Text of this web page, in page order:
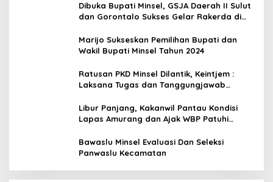
Dibuka Bupati Minsel, GSJA Daerah II Sulut
dan Gorontalo Sukses Gelar Rakerda di
Marijo Sukseskan Pemilihan Bupati dan
Wakil Bupati Minsel Tahun 2024
Ratusan PKD Minsel Dilantik, Keintjem :
Laksana Tugas dan Tanggungjawab
Libur Panjang, Kakanwil Pantau Kondisi
Lapas Amurang dan Ajak WBP Patuhi
Bawaslu Minsel Evaluasi Dan Seleksi
Panwaslu Kecamatan